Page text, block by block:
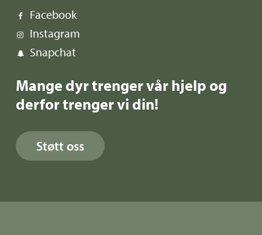
Facebook
Instagram
Snapchat
Mange dyr trenger vår hjelp og
derfor trenger vi din!
Støtt oss